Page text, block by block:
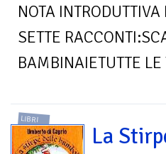
NOTA
SETTE
BAMBINAIETUTTE
LIBRI
La